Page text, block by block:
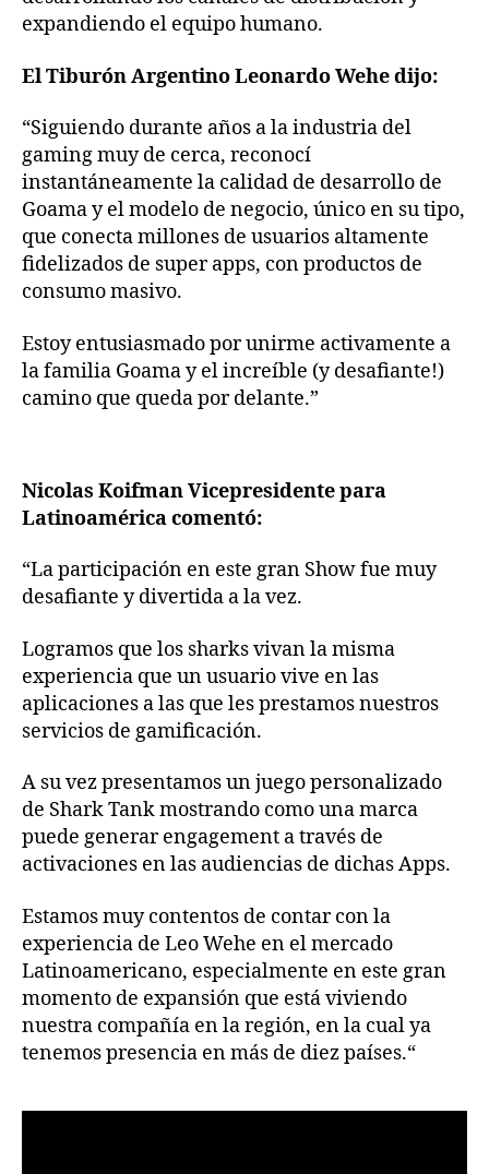
expandiendo el equipo humano.
El Tiburón Argentino Leonardo Wehe dijo:
“Siguiendo durante años a la industria del
gaming muy de cerca, reconocí
instantáneamente la calidad de desarrollo de
Goama y el modelo de negocio, único en su tipo,
que conecta millones de usuarios altamente
fidelizados de super apps, con productos de
consumo masivo.
Estoy entusiasmado por unirme activamente a
la familia Goama y el increíble (y desafiante!)
camino que queda por delante.”
Nicolas Koifman Vicepresidente para
Latinoamérica comentó:
“La participación en este gran Show fue muy
desafiante y divertida a la vez.
Logramos que los sharks vivan la misma
experiencia que un usuario vive en las
aplicaciones a las que les prestamos nuestros
servicios de gamificación.
A su vez presentamos un juego personalizado
de Shark Tank mostrando como una marca
puede generar engagement a través de
activaciones en las audiencias de dichas Apps.
Estamos muy contentos de contar con la
experiencia de Leo Wehe en el mercado
Latinoamericano, especialmente en este gran
momento de expansión que está viviendo
nuestra compañía en la región, en la cual ya
tenemos presencia en más de diez países.“